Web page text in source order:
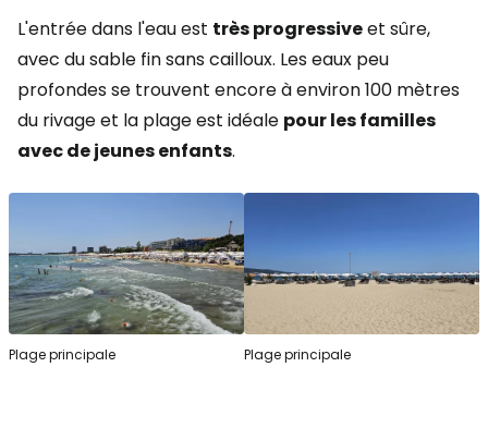
L'entrée dans l'eau est très progressiveet sûre,
avec du sable fin sans cailloux. Les eaux peu
profondes se trouvent encore à environ 100 mètres
du rivage et la plage est idéale pour les familles
avec de jeunes enfants.
Plage principale Plage principale